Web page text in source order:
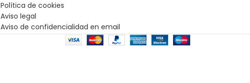
Política de cookies
Aviso legal
Aviso de confidencialidad en email